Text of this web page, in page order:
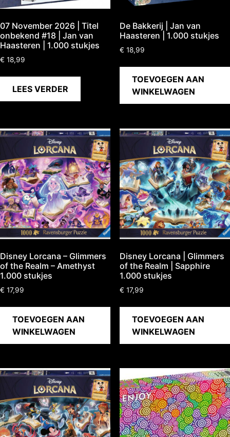
07 November 2026 | Titel
onbekend #18 | Jan van
Haasteren | 1.000 stukjes
€ 18,99
LEES VERDER
De Bakkerij | Jan van
Haasteren | 1.000 stukjes
€ 18,99
TOEVOEGEN AAN
WINKELWAGEN
Disney Lorcana – Glimmers
of the Realm – Amethyst
1.000 stukjes
€ 17,99
TOEVOEGEN AAN
WINKELWAGEN
Disney Lorcana | Glimmers
of the Realm | Sapphire
1.000 stukjes
€ 17,99
TOEVOEGEN AAN
WINKELWAGEN